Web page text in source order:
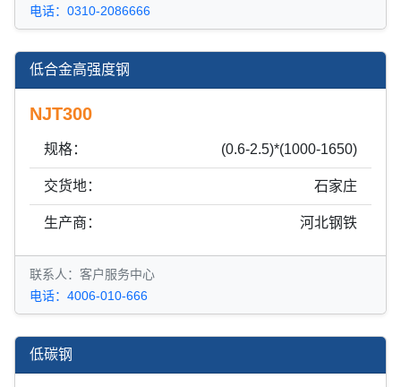
电话：0310-2086666
低合金高强度钢
NJT300
规格： (0.6-2.5)*(1000-1650)
交货地： 石家庄
生产商： 河北钢铁
联系人：客户服务中心
电话：4006-010-666
低碳钢